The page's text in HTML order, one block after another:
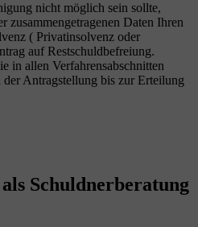
nicht möglich sein sollte,
zusammengetragenen Daten Ihren
( Privatinsolvenz oder
auf Restschuldbefreiung.
in allen Verfahrensabschnitten
Antragstellung bis zur Erteilung
als Schuldnerberatung